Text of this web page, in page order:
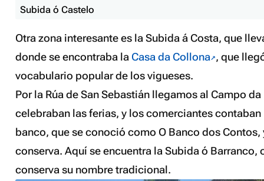
Subida ó Castelo
Otra zona interesante es la Subida á Costa, que
donde se encontraba la Casa da Collona , que
vocabulario popular de los vigueses.
Por la Rúa de San Sebastián llegamos al Campo
celebraban las ferias, y los comerciantes contaban
banco, que se conoció como O Banco dos Contos,
conserva. Aquí se encuentra la Subida ó Barranco,
conserva su nombre tradicional.